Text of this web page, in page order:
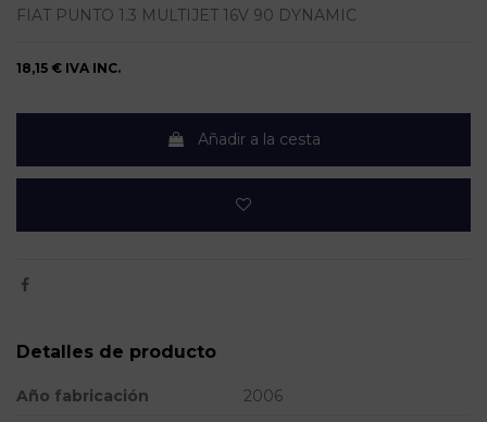
FIAT PUNTO 1.3 MULTIJET 16V 90 DYNAMIC
18,15 € IVA INC.
Añadir a la cesta
Detalles de producto
Año fabricación
2006